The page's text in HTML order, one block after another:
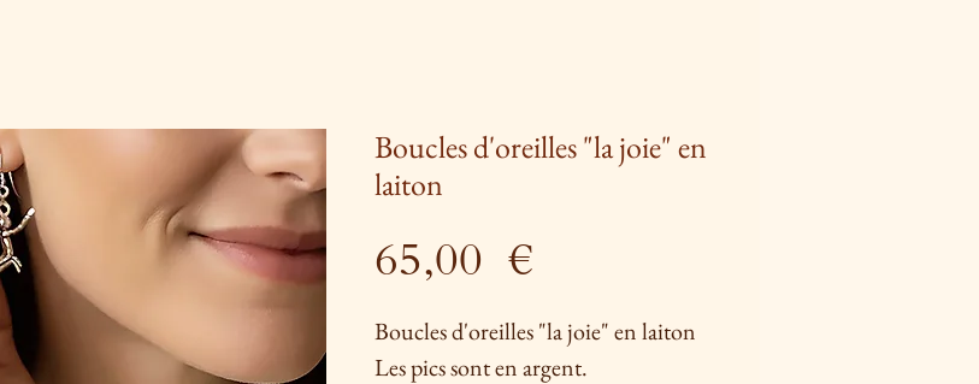
Boucles d'oreilles "la joie" en
laiton
65,00 €
Boucles d'oreilles "la joie" en laiton
Les pics sont en argent.